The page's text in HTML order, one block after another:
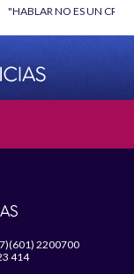
"HABLAR NO ES UN
2200700
414